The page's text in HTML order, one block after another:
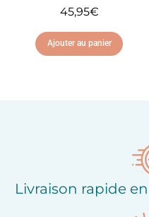
45,95€
Ajouter au panier
Livraison rapide